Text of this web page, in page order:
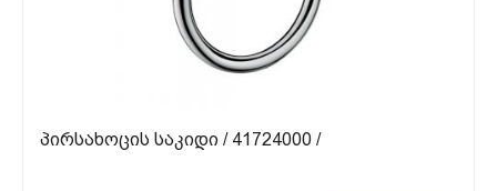
ᲞᲘᲠᲡᲐᲮᲝᲪᲘᲡ ᲡᲐᲙᲘᲓᲘ / 41724000 /